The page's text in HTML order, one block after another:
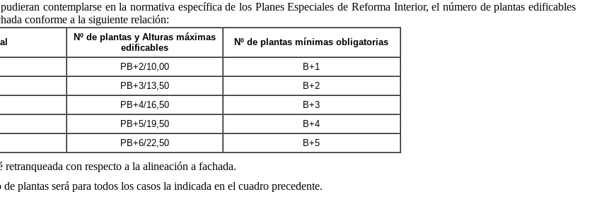
contemplarse en la normativa específica de los Planes Especiales de Reforma Interior, el número de plantas edificables
conforme a la siguiente relación:
Nº de plantas y Alturas máximas
edificables
Nº de plantas mínimas obligatorias
PB+2/10,00
B+1
PB+3/13,50
B+2
PB+4/16,50
B+3
PB+5/19,50
B+4
PB+6/22,50 B+5
con respecto a la alineación a fachada.
plantas será para todos los casos la indicada en el cuadro precedente.